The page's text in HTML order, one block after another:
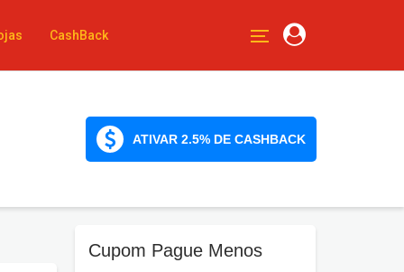
CashBack
ATIVAR 2.5% DE CASHBACK
Cupom Pague Menos